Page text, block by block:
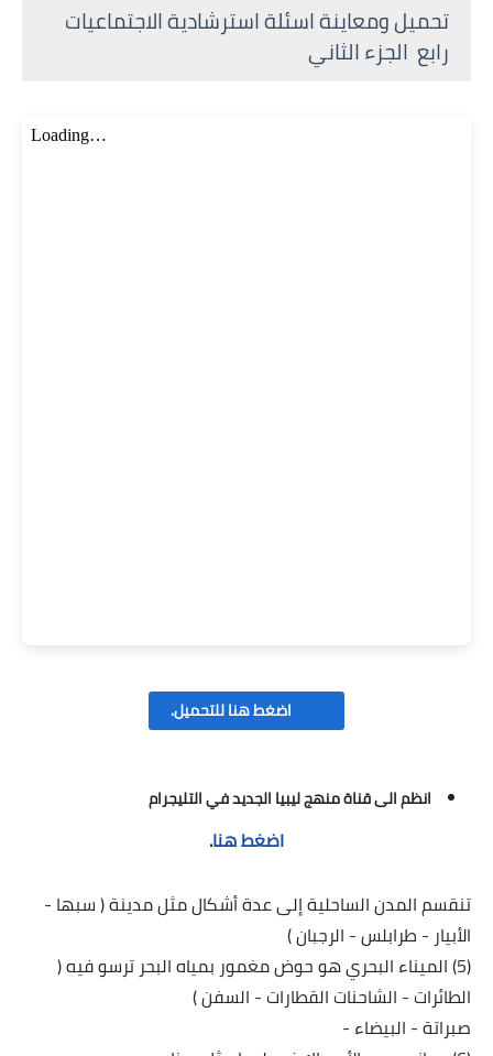
تحميل ومعاينة اسئلة استرشادية الاجتماعيات
رابع الجزء الثاني
اضغط هنا للتحميل.
انظم الى قناة منهج ليبيا الجديد في التليجرام
اضغط هنا.
تنقسم المدن الساحلية إلى عدة أشكال مثل مدينة ( سبها -
الأبيار - طرابلس - الرجبان )
(5) الميناء البحري هو حوض مغمور بمياه البحر ترسو فيه (
الطائرات - الشاحنات القطارات - السفن )
صبراتة - البيضاء -